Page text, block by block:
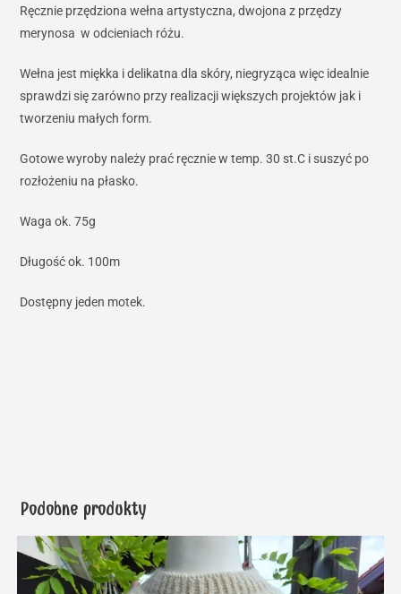
Ręcznie przędziona wełna artystyczna, dwojona z przędzy
merynosa w odcieniach różu.
Wełna jest miękka i delikatna dla skóry, niegryząca więc idealnie
sprawdzi się zarówno przy realizacji większych projektów jak i
tworzeniu małych form.
Gotowe wyroby należy prać ręcznie w temp. 30 st.C i suszyć po
rozłożeniu na płasko.
Waga ok. 75g
Długość ok. 100m
Dostępny jeden motek.
Podobne produkty